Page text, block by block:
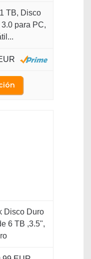
TB, Disco
para PC,
Disco Duro
6 TB ,3.5",